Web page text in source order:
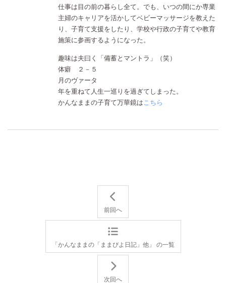
仕事は目の前の暮らし全て。でも、いつの間にか専業
主婦のキャリアを活かしてベビーマッサージを教えた
り、子育て支援をしたり、学校や行政の子育てや教育
施策に参画するようになった。
趣味は夫曰く「備蓄とマントラ」（笑）
体癖 ２－５
月のヴァータ
年を重ねて人生一巡りを過ぎてしまった。
かんなままの子育て万華鏡は こちら
前回へ
「かんなままの「ままぴよ日記」他」 の一覧
次回へ